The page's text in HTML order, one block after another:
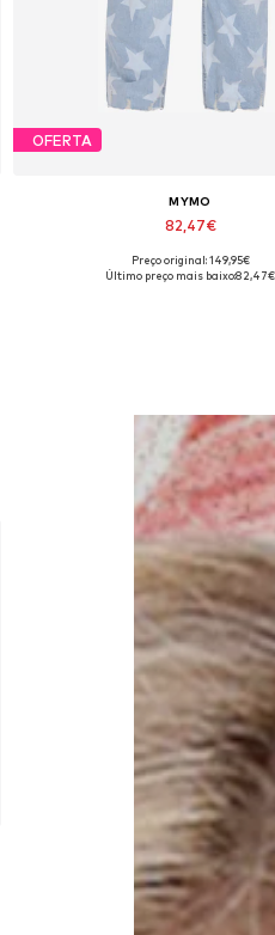
OFERTA
MYMO
82,47€
Tamanhos disponíveis: 34
Preço original: 149,95€
Último preço mais baixo:82,47€